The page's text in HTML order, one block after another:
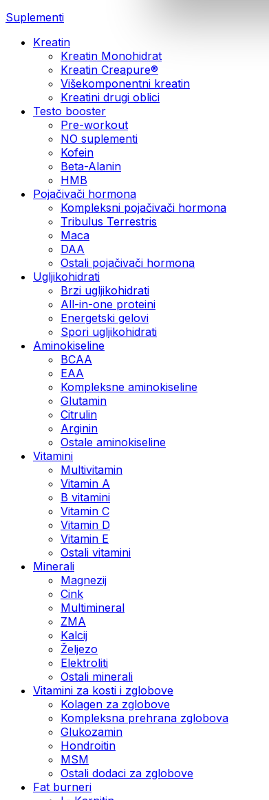
Suplementi
Kreatin
Kreatin Monohidrat
Kreatin Creapure®
Višekomponentni kreatin
Kreatini drugi oblici
Testo booster
Pre-workout
NO suplementi
Kofein
Beta-Alanin
HMB
Pojačivači hormona
Kompleksni pojačivači hormona
Tribulus Terrestris
Maca
DAA
Ostali pojačivači hormona
Ugljikohidrati
Brzi ugljikohidrati
All-in-one proteini
Energetski gelovi
Spori ugljikohidrati
Aminokiseline
BCAA
EAA
Kompleksne aminokiseline
Glutamin
Citrulin
Arginin
Ostale aminokiseline
Vitamini
Multivitamin
Vitamin A
B vitamini
Vitamin C
Vitamin D
Vitamin E
Ostali vitamini
Minerali
Magnezij
Cink
Multimineral
ZMA
Kalcij
Željezo
Elektroliti
Ostali minerali
Vitamini za kosti i zglobove
Kolagen za zglobove
Kompleksna prehrana zglobova
Glukozamin
Hondroitin
MSM
Ostali dodaci za zglobove
Fat burneri